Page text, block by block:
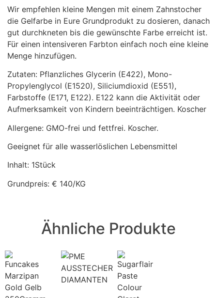
Wir empfehlen kleine Mengen mit einem Zahnstocher
die Gelfarbe in Eure Grundprodukt zu dosieren, danach
gut durchkneten bis die gewünschte Farbe erreicht ist.
Für einen intensiveren Farbton einfach noch eine kleine
Menge hinzufügen.
Zutaten: Pflanzliches Glycerin (E422), Mono-
Propylenglycol (E1520), Siliciumdioxid (E551),
Farbstoffe (E171, E122). E122 kann die Aktivität oder
Aufmerksamkeit von Kindern beeinträchtigen. Koscher
Allergene: GMO-frei und fettfrei. Koscher.
Geeignet für alle wasserlöslichen Lebensmittel
Inhalt: 1Stück
Grundpreis: € 140/KG
Ähnliche Produkte